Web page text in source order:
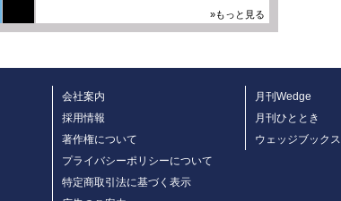
»もっと見る
会社案内
採用情報
著作権について
プライバシーポリシーについて
特定商取引法に基づく表示
月刊Wedge
月刊ひととき
ウェッジブックス